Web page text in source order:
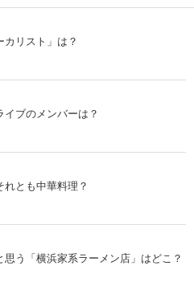
カリスト」は？
ブのメンバーは？
れとも中華料理？
う「横浜家系ラーメン店」はどこ？